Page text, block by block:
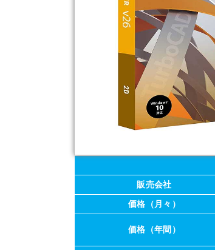
販売会社
価格（月々）
価格（年間）